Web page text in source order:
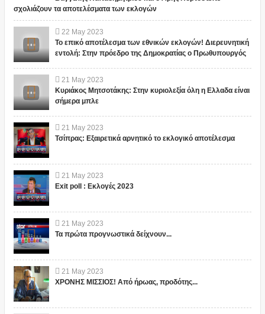
σχολιάζουν τα αποτελέσματα των εκλογών
22 May 2023
Το επικό αποτέλεσμα των εθνικών εκλογών! Διερευνητική
εντολή: Στην πρόεδρο της Δημοκρατίας ο Πρωθυπουργός
21 May 2023
Κυριάκος Μητσοτάκης: Στην κυριολεξία όλη η Ελλαδα είναι
σήμερα μπλε
21 May 2023
Τσίπρας: Εξαιρετικά αρνητικό το εκλογικό αποτέλεσμα
21 May 2023
Exit poll : Εκλογές 2023
21 May 2023
Τα πρώτα προγνωστικά δείχνουν...
21 May 2023
ΧΡΟΝΗΣ ΜΙΣΣΙΟΣ! Από ήρωας, προδότης...